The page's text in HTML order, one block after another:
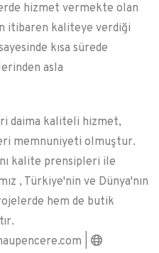
hizmet vermekte olan
itibaren kaliteye verdiği
kısa sürede
asla
daima kaliteli hizmet,
memnuniyeti olmuştur.
kalite prensipleri ile
, Türkiye'nin ve Dünya'nın
hem de butik
|